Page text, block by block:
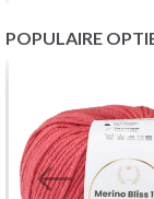
POPULAIRE